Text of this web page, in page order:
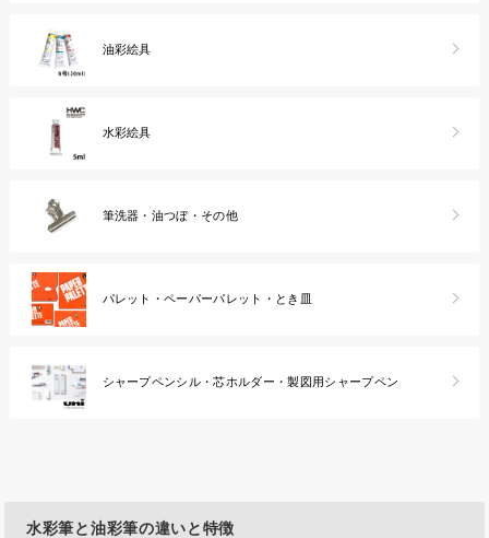
油彩絵具
水彩絵具
筆洗器・油つぼ・その他
パレット・ペーパーパレット・とき皿
シャープペンシル・芯ホルダー・製図用シャープペン
水彩筆と油彩筆の違いと特徴